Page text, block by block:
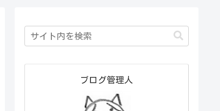
ブログ管理人